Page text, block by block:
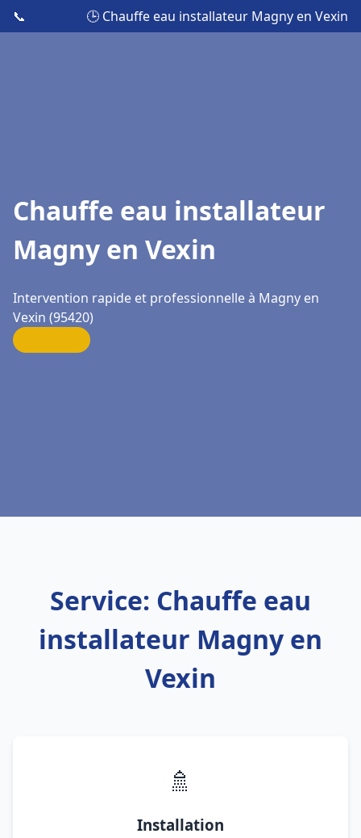
📞 🕒 Chauffe eau installateur Magny en Vexin
Chauffe eau installateur
Magny en Vexin
Intervention rapide et professionnelle à Magny en
Vexin (95420)
Service: Chauffe eau
installateur Magny en
Vexin
🚿
Installation